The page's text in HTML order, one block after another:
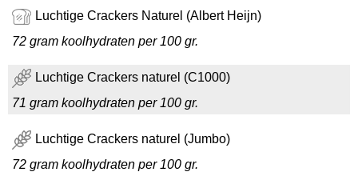
Luchtige Crackers Naturel (Albert Heijn)
72 gram koolhydraten per 100 gr.
Luchtige Crackers naturel (C1000)
71 gram koolhydraten per 100 gr.
Luchtige Crackers naturel (Jumbo)
72 gram koolhydraten per 100 gr.